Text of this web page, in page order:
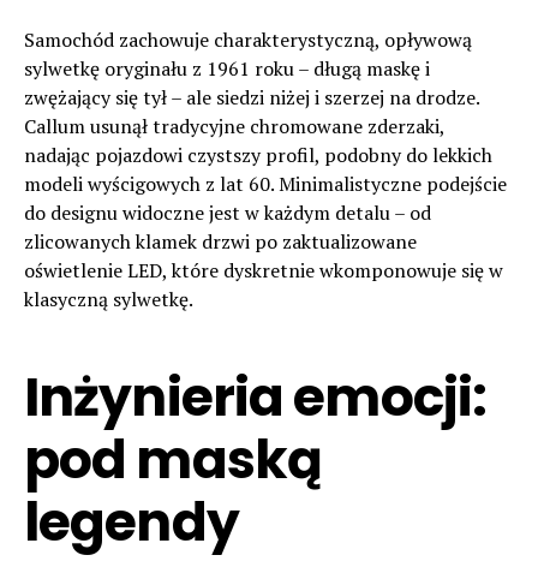
Samochód zachowuje charakterystyczną, opływową
sylwetkę oryginału z 1961 roku – długą maskę i
zwężający się tył – ale siedzi niżej i szerzej na drodze.
Callum usunął tradycyjne chromowane zderzaki,
nadając pojazdowi czystszy profil, podobny do lekkich
modeli wyścigowych z lat 60. Minimalistyczne podejście
do designu widoczne jest w każdym detalu – od
zlicowanych klamek drzwi po zaktualizowane
oświetlenie LED, które dyskretnie wkomponowuje się w
klasyczną sylwetkę.
Inżynieria emocji:
pod maską
legendy